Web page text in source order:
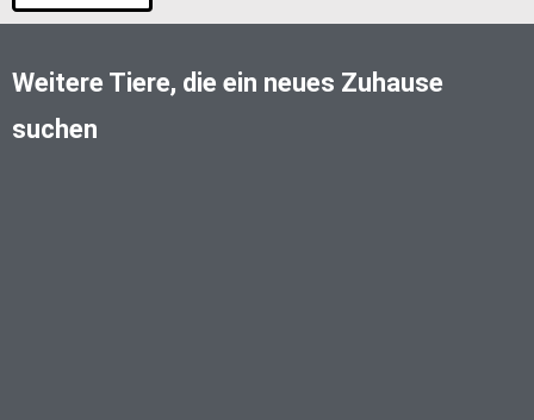
Weitere Tiere, die ein neues Zuhause
suchen